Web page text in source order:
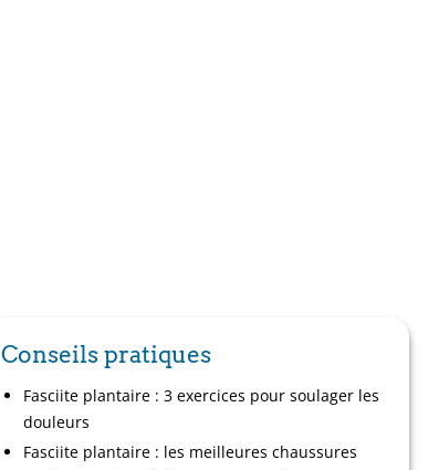
Conseils pratiques
Fasciite plantaire : 3 exercices pour soulager les
douleurs
Fasciite plantaire : les meilleures chaussures